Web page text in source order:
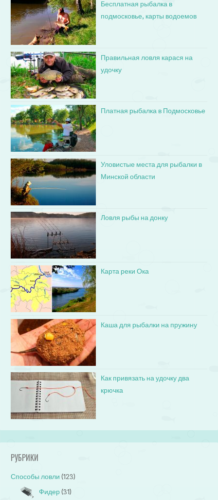
Бесплатная рыбалка в
подмосковье, карты водоемов
Правильная ловля карася на
удочку
Платная рыбалка в Подмосковье
Уловистые места для рыбалки в
Минской области
Ловля рыбы на донку
Карта реки Ока
Каша для рыбалки на пружину
Как привязать на удочку два
крючка
РУБРИКИ
Способы ловли (123)
Фидер (31)